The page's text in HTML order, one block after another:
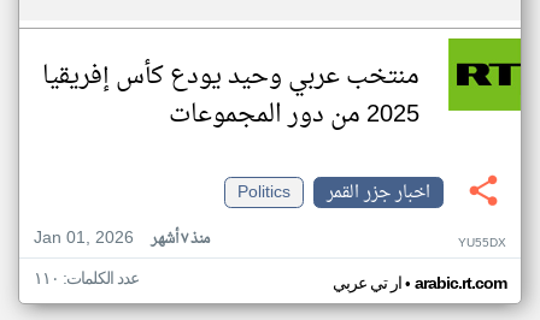
منتخب عربي وحيد يودع كأس إفريقيا
2025 من دور المجموعات
اخبار جزر القمر
Politics
Jan 01, 2026
منذ ٧ أشهر YU55DX
ار تي عربي• arabic.rt.com عدد الكلمات: ١١٠